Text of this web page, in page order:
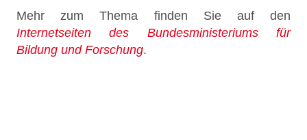
Mehr zum Thema finden Sie auf den
Internetseiten des Bundesministeriums für
Bildung und Forschung.